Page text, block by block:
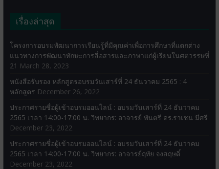
เรื่องล่าสุด
โครงการอบรมพัฒนาการเรียนรู้ที่มีคุณค่าเพื่อการศึกษาที่แตกต่าง
แนวทางการพัฒนาทักษะการสื่อสารและภาษาแก่ผู้เรียนในศตวรรษที่
21 March 28, 2023
หนังสือรับรอง หลักสูตรอบรมวันเสาร์ที่ 24 ธันวาคม 2565 : 4
หลักสูตร December 26, 2022
ประกาศรายชื่อผู้เข้าอบรมออนไลน์ : อบรมวันเสาร์ที่ 24 ธันวาคม
2565 เวลา 14:00-17:00 น. วิทยากร: อาจารย์ พันตรี ดร.ราเชน มีศรี
December 23, 2022
ประกาศรายชื่อผู้เข้าอบรมออนไลน์ : อบรมวันเสาร์ที่ 24 ธันวาคม
2565 เวลา 14:00-17:00 น. วิทยากร: อาจารย์ฤทัย จงสฤษดิ์
December 23, 2022